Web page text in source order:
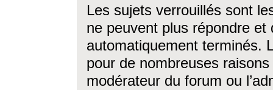
Les sujets verrouillés sont
ne peuvent plus répondre
automatiquement terminés.
pour de nombreuses
modérateur du forum ou